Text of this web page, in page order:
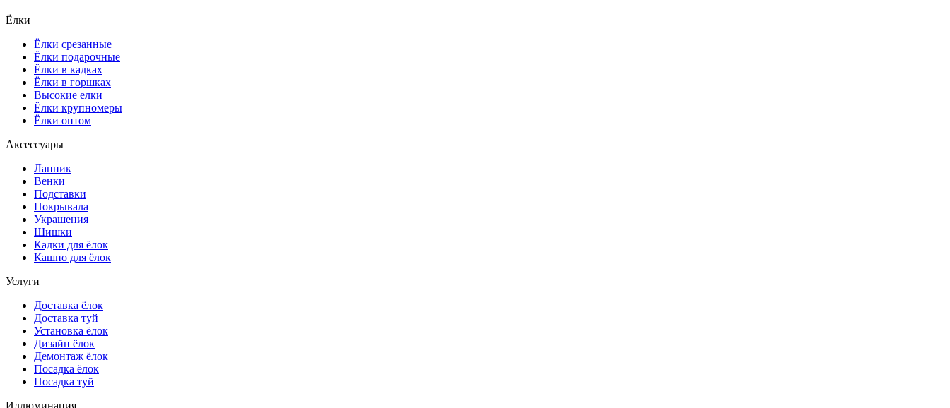
Ёлки
Ёлки срезанные
Ёлки подарочные
Ёлки в кадках
Ёлки в горшках
Высокие елки
Ёлки крупномеры
Ёлки оптом
Аксессуары
Лапник
Венки
Подставки
Покрывала
Украшения
Шишки
Кадки для ёлок
Кашпо для ёлок
Услуги
Доставка ёлок
Доставка туй
Установка ёлок
Дизайн ёлок
Демонтаж ёлок
Посадка ёлок
Посадка туй
Иллюминация